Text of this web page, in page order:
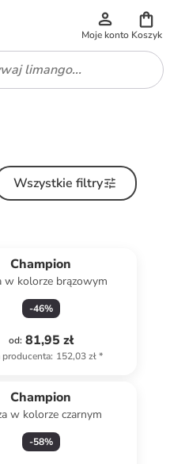
Moje konto Koszyk
Wszystkie filtry
Champion
w kolorze brązowym
-46%
od: 81,95 zł
producenta: 152,03 zł*
Champion
w kolorze czarnym
-58%